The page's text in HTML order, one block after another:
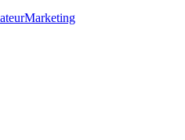
Marketing